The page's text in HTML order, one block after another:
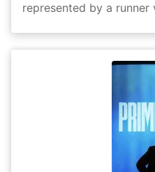
represented by a